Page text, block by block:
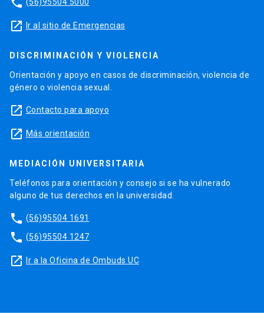
launch Ir al sitio de Emergencias
DISCRIMINACIÓN Y VIOLENCIA
Orientación y apoyo en casos de discriminación, violencia de
género o violencia sexual.
launch Contacto para apoyo
launch Más orientación
MEDIACIÓN UNIVERSITARIA
Teléfonos para orientación y consejo si se ha vulnerado
alguno de tus derechos en la universidad.
phone (56)95504 1691
phone (56)95504 1247
launch Ir a la Oficina de Ombuds UC